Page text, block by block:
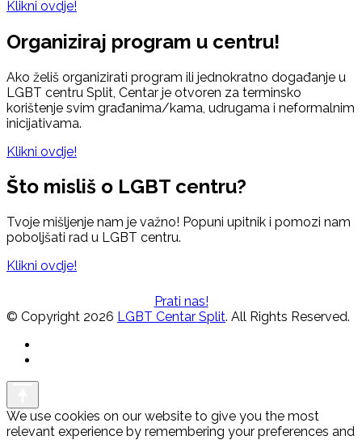
Klikni ovdje!
Organiziraj program u centru!
Ako želiš organizirati program ili jednokratno događanje u
LGBT centru Split, Centar je otvoren za terminsko
korištenje svim građanima/kama, udrugama i neformalnim
inicijativama.
Klikni ovdje!
Što misliš o LGBT centru?
Tvoje mišljenje nam je važno! Popuni upitnik i pomozi nam
poboljšati rad u LGBT centru.
Klikni ovdje!
Prati nas!
© Copyright 2026 LGBT Centar Split. All Rights Reserved.
We use cookies on our website to give you the most
relevant experience by remembering your preferences and